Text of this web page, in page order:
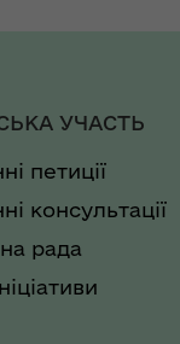
УЧАСТЬ
петиції
консультації
рада